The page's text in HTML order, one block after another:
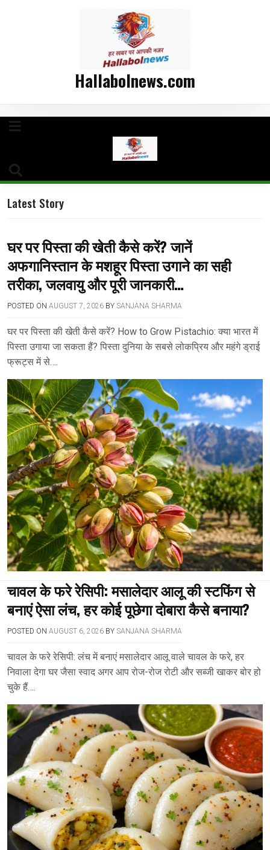
Hallabolnews.com
Latest Story
घर पर पिस्ता की खेती कैसे करें? जानें
अफगानिस्तान के मशहूर पिस्ता उगाने का सही
तरीका, जलवायु और पूरी जानकारी…
POSTED ON AUGUST 7, 2026 BY SANJANA SHARMA
घर पर पिस्ता की खेती कैसे करें? How to Grow Pistachio: क्या भारत में
पिस्ता उगाया जा सकता हैं? पिस्ता दुनिया के सबसे लोकप्रिय और महंगे ड्राई
फ्रूट्स में से….
चावल के फरे रेसिपी: मसालेदार आलू की स्टफिंग से
बनाएं ऐसा लंच, हर कोई पूछेगा दोबारा कैसे बनाया?
POSTED ON AUGUST 6, 2026 BY SANJANA SHARMA
चावल के फरे रेसिपी: लंच में बनाएं मसालेदार आलू वाले चावल के फरे, हर
निवाला देगा घर जैसा स्वाद अगर आप रोज-रोज रोटी और सब्जी खाकर बोर हो
चुके हैं….